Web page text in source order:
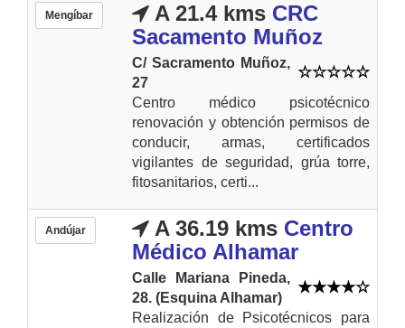
Mengíbar A 21.4 kms CRC
Sacamento Muñoz
C/ Sacramento Muñoz,
27
Centro médico psicotécnico
renovación y obtención permisos de
conducir, armas, certificados
vigilantes de seguridad, grúa torre,
fitosanitarios, certi...
Andújar A 36.19 kms Centro
Médico Alhamar
Calle Mariana Pineda,
28. (Esquina Alhamar)
Realización de Psicotécnicos para